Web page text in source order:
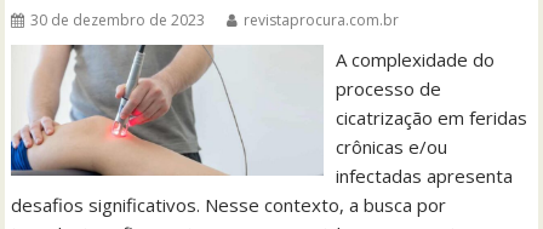
30 de dezembro de 2023 revistaprocura.com.br
A complexidade do
processo de
cicatrização em feridas
crônicas e/ou
infectadas apresenta
desafios significativos. Nesse contexto, a busca por